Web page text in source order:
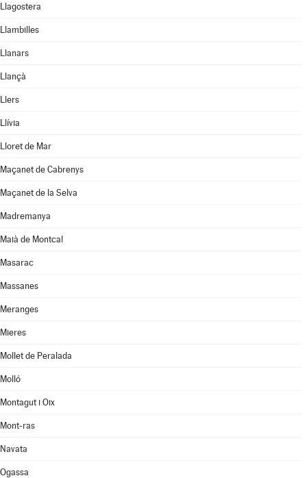
Llagostera
Llambilles
Llanars
Llançà
Llers
Llívia
Lloret de Mar
Maçanet de Cabrenys
Maçanet de la Selva
Madremanya
Maià de Montcal
Masarac
Massanes
Meranges
Mieres
Mollet de Peralada
Molló
Montagut i Oix
Mont-ras
Navata
Ogassa